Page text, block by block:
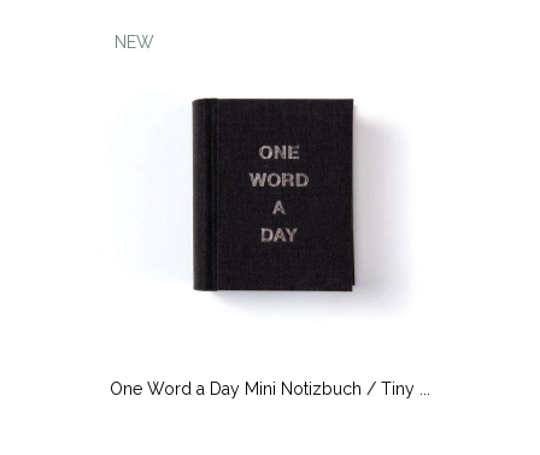
NEW
One Word a Day Mini Notizbuch / Tiny ...